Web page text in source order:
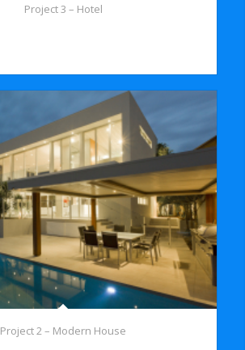
Project 3 – Hotel
Project 2 – Modern House